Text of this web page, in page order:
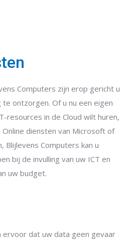
Computers zijn erop gericht u
ontzorgen. Of u nu een eigen
resources in de Cloud wilt huren,
Online diensten van Microsoft of
Blijlevens Computers kan u
bij de invulling van uw ICT en
uw budget.
ervoor dat uw data geen gevaar